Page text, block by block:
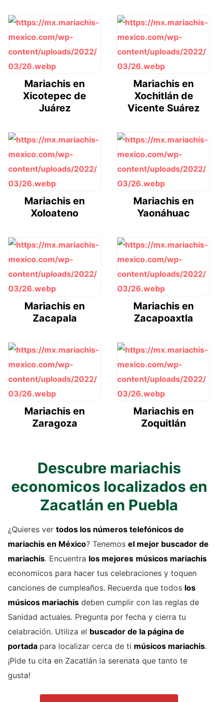
Mariachis en
Xicotepec de
Juárez
Mariachis en
Xochitlán de
Vicente Suárez
Mariachis en
Xoloateno
Mariachis en
Yaonáhuac
Mariachis en
Zacapala
Mariachis en
Zacapoaxtla
Mariachis en
Zaragoza
Mariachis en
Zoquitlán
Descubre mariachis
economicos localizados en
Zacatlán en Puebla
¿Quieres ver todos los números telefónicos de
mariachis en México? Tenemos el mejor buscador de
mariachis. Encuentra los mejores músicos mariachis
economicos para hacer tus celebraciones y toquen
canciones de cumpleaños. Recuerda que todos los
músicos mariachis deben cumplir con las reglas de
Sanidad actuales. Pregunta por fecha y cierra tu
celabración. Utiliza el buscador de la página de
portada para localizar cerca de ti músicos mariachis.
¡Pide tu cita en Zacatlán la serenata que tanto te
gusta!